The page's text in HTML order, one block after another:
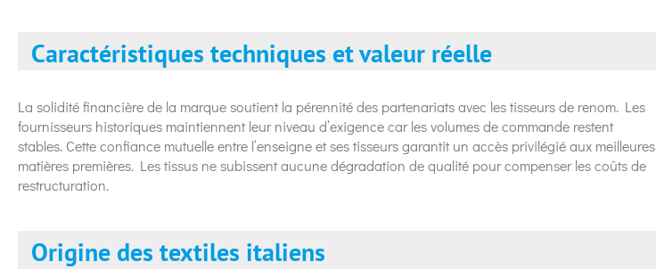
Caractéristiques techniques et valeur réelle
La solidité financière de la marque soutient la pérennité des partenariats avec les tisseurs de renom. Les
fournisseurs historiques maintiennent leur niveau d’exigence car les volumes de commande restent
stables. Cette confiance mutuelle entre l’enseigne et ses tisseurs garantit un accès privilégié aux meilleures
matières premières. Les tissus ne subissent aucune dégradation de qualité pour compenser les coûts de
restructuration.
Origine des textiles italiens